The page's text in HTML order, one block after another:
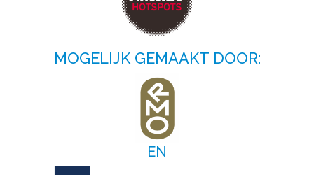
MOGELIJK GEMAAKT DOOR:
EN